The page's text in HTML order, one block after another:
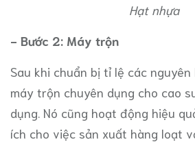
Hạt nhựa
- Bước 2: Máy trộn
Sau khi chuẩn bị tỉ lệ các nguyên
máy trộn chuyên dụng cho cao
dụng. Nó cũng hoạt động hiệu
ích cho việc sản xuất hàng loạt